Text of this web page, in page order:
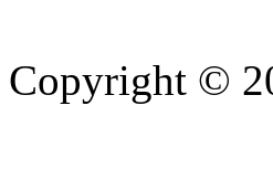
Copyright ©